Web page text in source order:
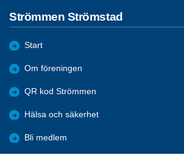
Strömmen Strömstad
Start
Om föreningen
QR kod Strömmen
Hälsa och säkerhet
Bli medlem